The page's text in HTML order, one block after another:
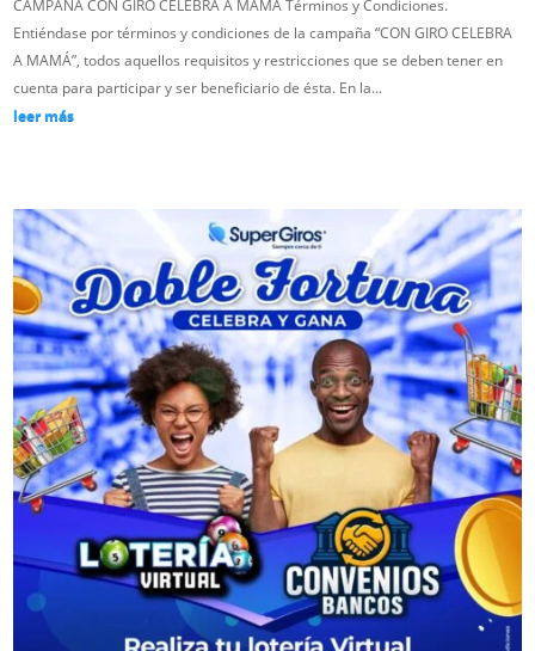
CAMPAÑA CON GIRO CELEBRA A MAMÁ Términos y Condiciones.
Entiéndase por términos y condiciones de la campaña “CON GIRO CELEBRA
A MAMÁ”, todos aquellos requisitos y restricciones que se deben tener en
cuenta para participar y ser beneficiario de ésta. En la...
leer más